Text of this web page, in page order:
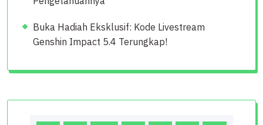
Buka Hadiah Eksklusif: Kode Livestream
Genshin Impact 5.4 Terungkap!